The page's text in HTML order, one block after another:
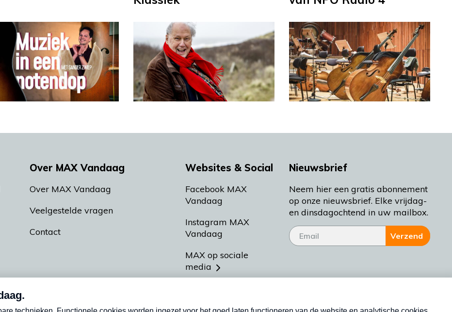
Over MAX Vandaag
Over MAX Vandaag
Veelgestelde vragen
Contact
Websites & Social
Facebook MAX
Vandaag
Instagram MAX
Vandaag
MAX op sociale
media
Nieuwsbrief
Neem hier een gratis abonnement
op onze nieuwsbrief. Elke vrijdag-
en dinsdagochtend in uw mailbox.
Verzend